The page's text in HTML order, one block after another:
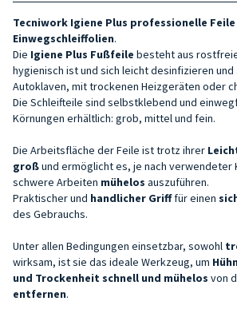
Tecniwork Igiene Plus professionelle
Einwegschleiffolien.
Die Igiene Plus Fußfeile besteht aus
hygienisch ist und sich leicht desinfizieren und
Autoklaven, mit trockenen Heizgeräten oder
Die Schleifteile sind selbstklebend und
Körnungen erhältlich: grob, mittel und fein.
Die Arbeitsfläche der Feile ist trotz ihrer
großund ermöglicht es, je nach verwendeter
schwere Arbeiten mühelos auszuführen.
Praktischer und handlicher Grifffür einen
des Gebrauchs.
Unter allen Bedingungen einsetzbar, sowohl
wirksam, ist sie das ideale Werkzeug, um
und Trockenheit schnell und mühelos von
entfernen.